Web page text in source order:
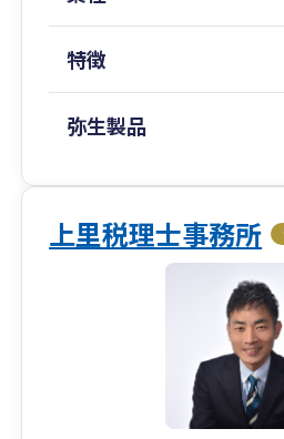
特徴
弥生製品
上里税理士事務所